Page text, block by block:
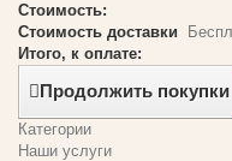
Стоимость:
Стоимость доставки
Итого, к оплате:
Продолжить покупки
Категории
Наши услуги